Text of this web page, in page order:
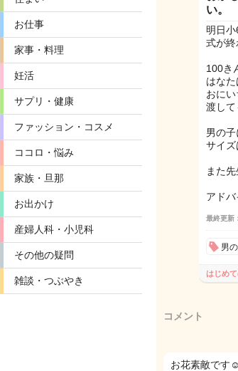
お仕事
家事・料理
妊活
サプリ・健康
ファッション・コスメ
ココロ・悩み
家族・旦那
お出かけ
産婦人科・小児科
その他の疑問
雑談・つぶやき
い。
明日小
式が終
100き
はな
おに
渡し
男の
サイ
また
アド
最終更新
男
はじめ
コメント
お花素敵です☺️